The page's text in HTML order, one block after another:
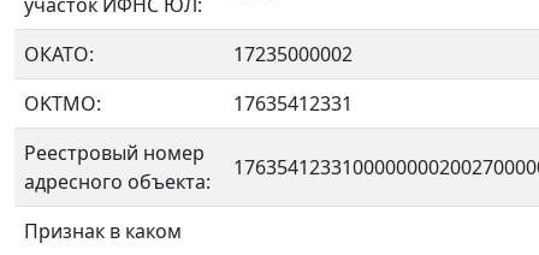
ОКАТО:
17235000002
OKTMO:
17635412331
Реестровый номер
адресного объекта:
Признак в каком